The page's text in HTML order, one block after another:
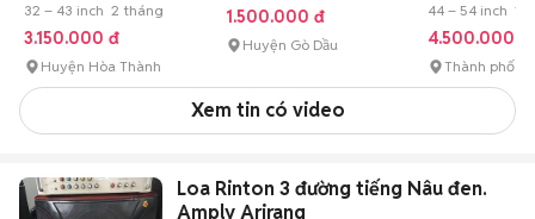
32 – 43 inch 2 tháng
3.150.000 đ
Huyện Hòa Thành
1.500.000 đ
Huyện Gò Dầu
44 – 54 inch 1
4.500.000 đ
Thành phố
Xem tin có video
Loa Rinton 3 đường tiếng Nâu đen.
Amply Arirang